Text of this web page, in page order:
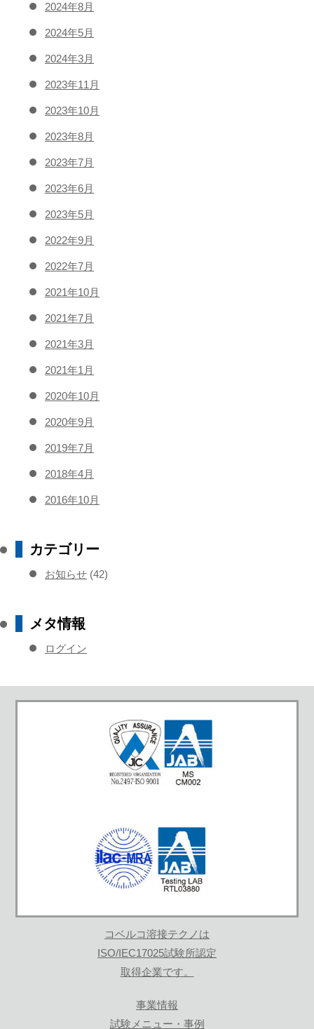
2024年8月
2024年5月
2024年3月
2023年11月
2023年10月
2023年8月
2023年7月
2023年6月
2023年5月
2022年9月
2022年7月
2021年10月
2021年7月
2021年3月
2021年1月
2020年10月
2020年9月
2019年7月
2018年4月
2016年10月
カテゴリー
お知らせ (42)
メタ情報
ログイン
コベルコ溶接テクノは
ISO/IEC17025試験所認定
取得企業です。
事業情報
試験メニュー・事例